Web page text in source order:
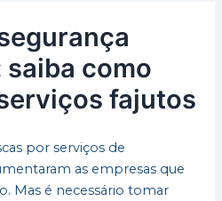
como
fajutos
por serviços de
as empresas que
Mas é necessário tomar